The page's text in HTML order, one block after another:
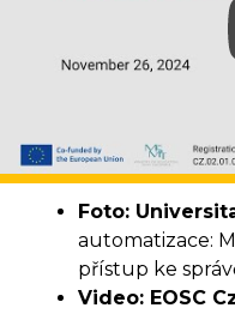
Foto:
automatizace:
přístup ke
Video: EOSC